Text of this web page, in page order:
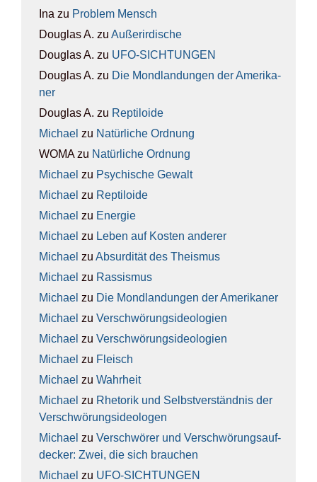
Ina zu Pro­blem Mensch
Douglas A. zu Außer­ir­di­sche
Douglas A. zu UFO-SICH­TUN­GEN
Douglas A. zu Die Mond­lan­dun­gen der Ame­ri­ka­
ner
Douglas A. zu Rep­ti­lo­ide
Michael zu Natür­li­che Ord­nung
WOMAzu Natür­li­che Ord­nung
Michael zu Psy­chi­sche Gewalt
Michael zu Rep­ti­lo­ide
Michael zu Ener­gie
Michael zu Leben auf Kos­ten ande­rer
Michael zu Absur­di­tät des The­is­mus
Michael zu Ras­sis­mus
Michael zu Die Mond­lan­dun­gen der Ame­ri­ka­ner
Michael zu Ver­schwö­rungs­ideo­lo­gien
Michael zu Ver­schwö­rungs­ideo­lo­gien
Michael zu Fleisch
Michael zu Wahr­heit
Michael zu Rhe­to­rik und Selbst­ver­ständ­nis der
Ver­schwö­rungs­ideo­lo­gen
Michael zu Ver­schwö­rer und Ver­schwö­rungs­auf­
de­cker: Zwei, die sich brau­chen
Michael zu UFO-SICH­TUN­GEN